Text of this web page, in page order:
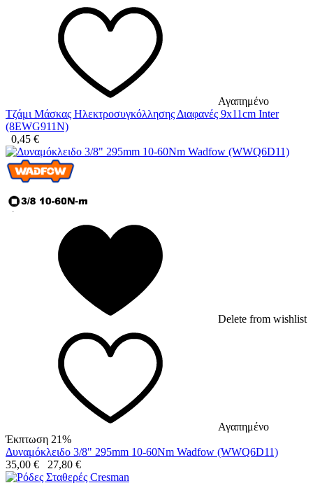
Αγαπημένο
Τζάμι Μάσκας Ηλεκτροσυγκόλλησης Διαφανές 9x11cm Inter
(8EWG911N)
0,45 €
Delete from wishlist
Αγαπημένο
Έκπτωση 21%
Δυναμόκλειδο 3/8" 295mm 10-60Nm Wadfow (WWQ6D11)
35,00 € 27,80 €